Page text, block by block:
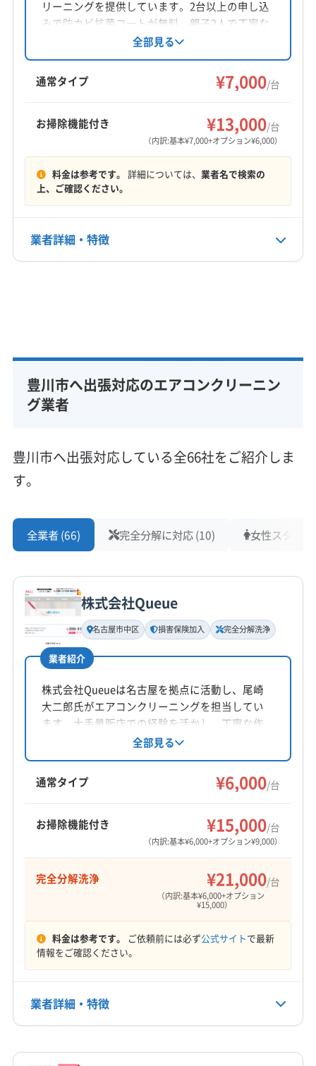
駐車場事情は、業者の作業時間にも影響し
ます。クリーニングを依頼する際は、こう
した交通事情も頭に入れておくとスムーズ
です。
子育て世帯ならではの空気の悩み
子育て世帯からは、お子様の健康を心配する声
をよく聞きます。最近の家は気密性が高いため
駐車スペースと道路の混雑
日常的に渋滞が発生しやすいエリアです。業者
によっては、渋滞で到着が遅れたり、次の予定
性も考えられます。
また、豊川稲荷の周辺ではイベント時にコイン
パーキングが満車になりがちです。スムーズに
作業を進めてもらうためにも、駐車スペースの
有無を事前に伝えたり、混雑しにくい日時を選
監修 宇賀神
イオンモール周辺の渋滞は、私
たち業者にとっても悩みの種で
す。特に週末は、移動に思った
も。もしご自宅に駐車スペース
がない場合は、豊川稲荷周辺の
ようにコインパーキング探しに
時間がかかる可能性も考えて、
予約時に一言伝えていただける
と非常に助かります。お互いに
豊川市のエアコンクリーニングは、ただのホコ
リーニングを提供しています。2台以上の申し込
みで防カビ抗菌コートが無料。親子2人で丁寧な
作業を心掛け、2回洗浄で細かい部分まで対応し
ています。作業前後の確認を徹底し、損害保険
加入済み。土日祝日も対応可能です。基本料金
7,000円/台で、複数台割引があります。消臭抗菌
れています。
全部見る
通常タイプ ¥7,000/台
お掃除機能付き ¥13,000/台
（内訳:基本¥7,000+オプション¥6,000）
料金は参考です。 詳細については、 業者名で検索の
上、ご確認ください。
業者詳細・特徴
所在地
愛知県豊川市
豊川市 豊橋市 蒲郡市
営業時間
定休日
なし
電話番号
非公開
公式HP
公式サイトなし
豊川市へ出張対応のエアコンクリーニン
グ業者
豊川市へ出張対応している全66社をご紹介しま
す。
全業者 (66) 完全分解に対応 (10) 女性スタッ
株式会社Queue
名古屋市中区 損害保険加入 完全分解洗浄
業者紹介
株式会社Queueは名古屋を拠点に活動し、尾崎
大二郎氏がエアコンクリーニングを担当してい
ます。大手量販店での経験を活かし、丁寧な作
業と顧客満足を重視。損害保険加入、営業時間
外の予約対応、複数台割引など、利用しやすい
点が魅力です。完全分解洗浄にも対応してお
り、ペットがいる家庭も歓迎しています。
全部見る
通常タイプ ¥6,000/台
お掃除機能付き ¥15,000/台
（内訳:基本¥6,000+オプション¥9,000）
完全分解洗浄 ¥21,000/台
（内訳:基本¥6,000+オプション
¥15,000）
料金は参考です。 ご依頼前には必ず公式サイトで最新
情報をご確認ください。
業者詳細・特徴